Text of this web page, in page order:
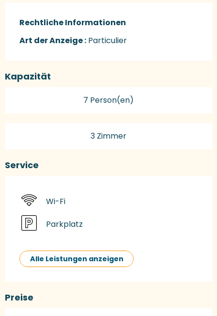
Rechtliche Informationen
Rechtliche Informationen
Art der Anzeige : Particulier
Kapazität
7 Person(en)
3 Zimmer
Service
Wi-Fi
Parkplatz
Alle Leistungen anzeigen
Preise